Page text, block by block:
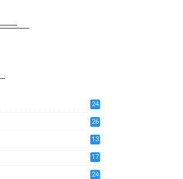
24
26
13
17
24